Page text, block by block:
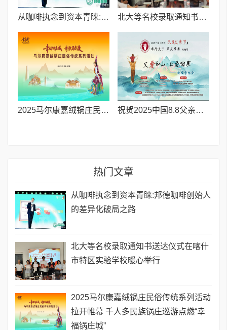
从咖啡执念到资本青睐:邦德咖啡创始人的差异化破局之路 北大等名校录取通知书送达仪式在喀什市特区实验学校暖心举行
2025马尔康嘉绒锅庄民俗传统系列活动拉开帷幕 千人多民族锅庄巡游点燃“幸福锅庄城” 祝贺2025中国8.8父亲节“孝行天下家风传承”论坛暨祈福音乐会圆满成功
热门文章
从咖啡执念到资本青睐:邦德咖啡创始人
的差异化破局之路
北大等名校录取通知书送达仪式在喀什
市特区实验学校暖心举行
2025马尔康嘉绒锅庄民俗传统系列活动
拉开帷幕 千人多民族锅庄巡游点燃“幸
福锅庄城”